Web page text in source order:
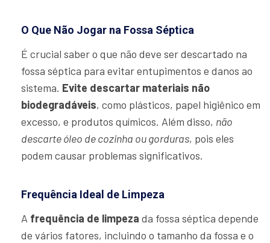
O Que Não Jogar na Fossa Séptica
É crucial saber o que não deve ser descartado na
fossa séptica para evitar entupimentos e danos ao
sistema. Evite descartar materiais não
biodegradáveis, como plásticos, papel higiênico em
excesso, e produtos químicos. Além disso, não
descarte óleo de cozinha ou gorduras, pois eles
podem causar problemas significativos.
Frequência Ideal de Limpeza
A frequência de limpeza da fossa séptica depende
de vários fatores, incluindo o tamanho da fossa e o